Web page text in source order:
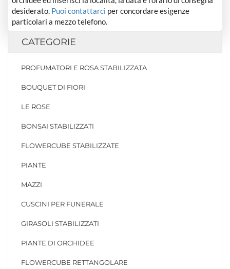
desiderato. Puoi contattarci per concordare esigenze
particolari a mezzo telefono.
CATEGORIE
PROFUMATORI E ROSA STABILIZZATA
BOUQUET DI FIORI
LE ROSE
BONSAI STABILIZZATI
FLOWERCUBE STABILIZZATE
PIANTE
MAZZI
CUSCINI PER FUNERALE
GIRASOLI STABILIZZATI
PIANTE DI ORCHIDEE
FLOWERCUBE RETTANGOLARE